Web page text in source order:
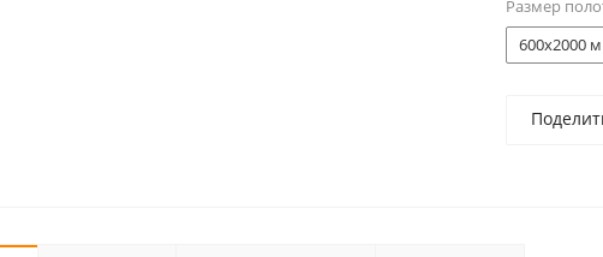
Размер
600x2000